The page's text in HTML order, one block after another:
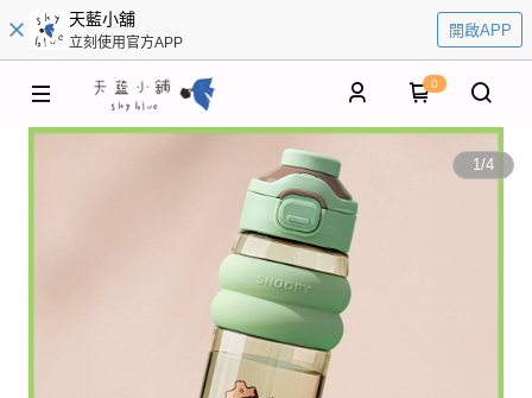
天藍小舖
立刻使用官方APP
開啟APP
0
1/4